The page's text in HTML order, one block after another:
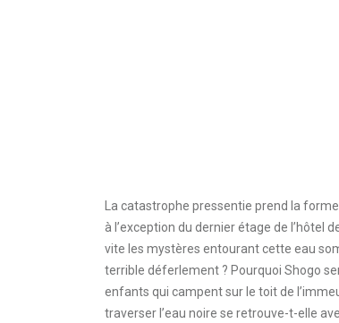
La catastrophe pressentie prend la
à l’exception du dernier étage de l’hôtel
vite les mystères entourant cette eau
terrible déferlement ? Pourquoi Shogo
enfants qui campent sur le toit de
traverser l’eau noire se retrouve-t-elle